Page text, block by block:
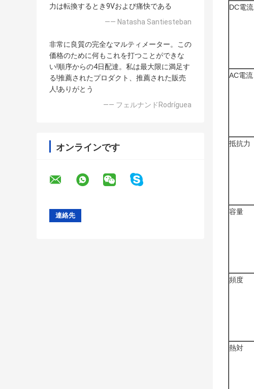
力は転換するとき9Vおよび痛快である
—— Natasha Santiesteban
非常に良質の完全なマルティメーター。この
価格のために何もこれを打つことができな
い!順序からの4日配達。私は最大限に満足す
る!推薦されたプロダクト、推薦された販売
人!ありがとう
—— フェルナンドRodríguea
オンラインです
DC電流
AC電流
抵抗力
容量
頻度
熱対